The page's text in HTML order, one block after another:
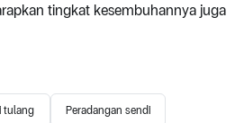
tingkat kesembuhannya juga
tulang Peradangan sendi